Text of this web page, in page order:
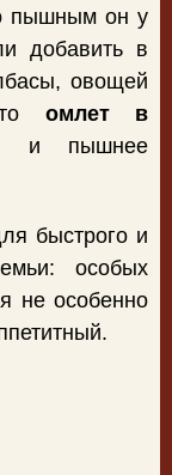
пышным он у
добавить в
овощей
то омлет в
и пышнее
быстрого и
особых
не особенно